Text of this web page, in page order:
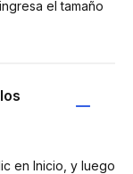
el tamaño
en Inicio, y luego